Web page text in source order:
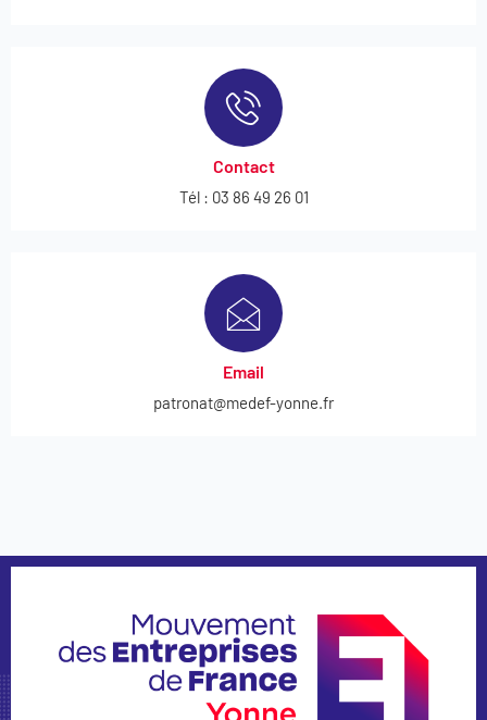
Contact
Tél : 03 86 49 26 01
Email
patronat@medef-yonne.fr